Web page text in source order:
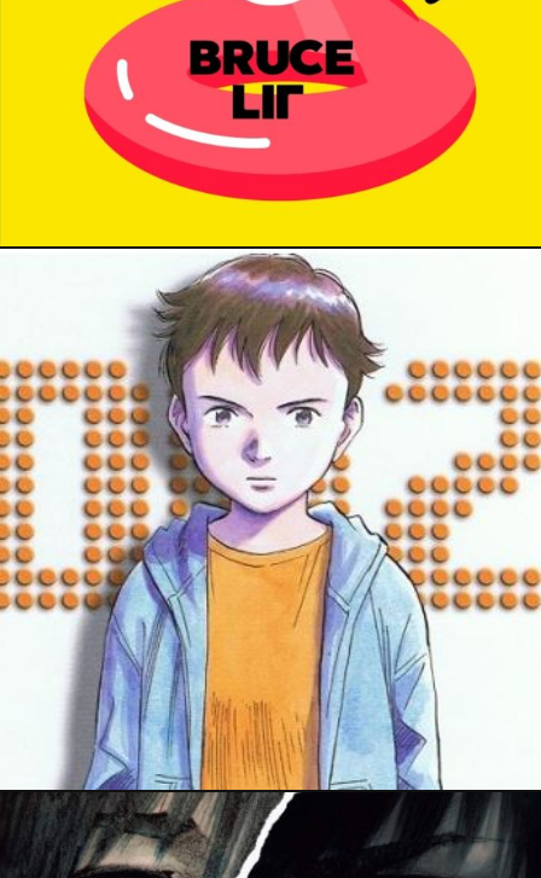
16 avril 2024